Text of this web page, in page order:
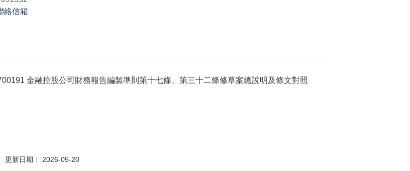
絡信箱
金融控股公司財務報告編製準則第十七條、第三十二條修草案總說明及條文對照
新日期： 2026-05-20